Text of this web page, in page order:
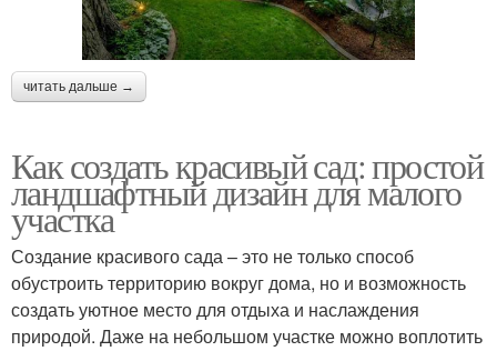
читать дальше →
Как создать красивый сад: простой
ландшафтный дизайн для малого
участка
Создание красивого сада – это не только способ
обустроить территорию вокруг дома, но и возможность
создать уютное место для отдыха и наслаждения
природой. Даже на небольшом участке можно воплотить